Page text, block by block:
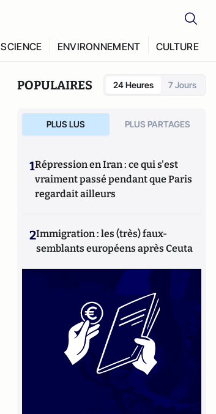
SCIENCE ENVIRONNEMENT CULTURE
POPULAIRES 24 Heures 7 Jours
PLUS LUS PLUS PARTAGES
1Répression en Iran : ce qui s'est
vraiment passé pendant que Paris
regardait ailleurs
2Immigration : les (très) faux-
semblants européens après Ceuta